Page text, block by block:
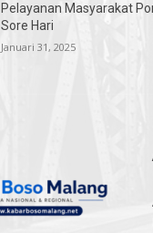
Pelayanan Masyarakat
Sore Hari
Januari 31, 2025